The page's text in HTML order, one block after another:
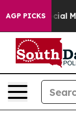
AGP PICKS
on Social Media